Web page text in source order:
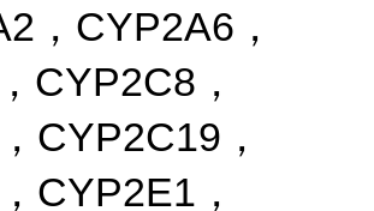
，CYP2A6，
CYP2C8，
CYP2C19，
CYP2E1，